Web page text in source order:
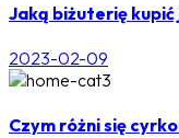
Jaką biżuterię
2023-02-09
Czym różni się